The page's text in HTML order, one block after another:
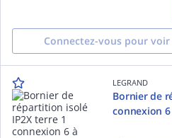
Connectez-vous pour
LEGRAND
Bornier de
connexion 6